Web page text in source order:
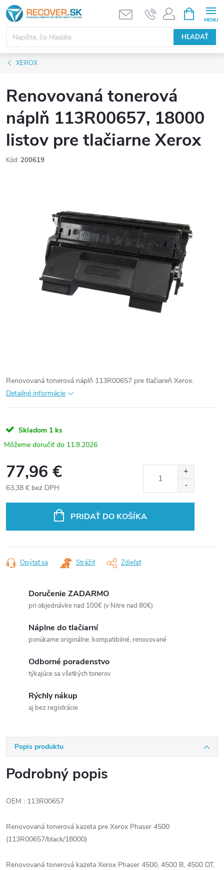
Prejsť
na
obsah
HĽADAŤ
KOŠÍK
XEROX
Renovovaná tonerová
náplň 113R00657, 18000
listov pre tlačiarne Xerox
Kód: 200619
Renovovaná tonerová náplň 113R00657 pre tlačiareň Xerox.
Detailné informácie
Skladom 1 ks
11.8.2026
77,96 €
63,38 € bez DPH
PRIDAŤ DO KOŠÍKA
Opýtať sa Strážiť Zdieľať
Doručenie ZADARMO
pri objednávke nad 100€ (v Nitre nad 80€)
Náplne do tlačiarní
ponúkame originálne, kompatibilné, renovované
Odborné poradenstvo
týkajúce sa všetkých tonerov
Rýchly nákup
aj bez registrácie
Popis produktu
Podrobný popis
OEM : 113R00657
Renovovaná tonerová kazeta pre Xerox Phaser 4500
(113R00657/black/18000)
Renovovaná tonerová kazeta Xerox Phaser 4500, 4500 B, 4500 DT,